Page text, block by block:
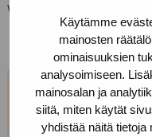
Käytämme
mainosten
ominaisuuksien
analysoimiseen.
mainosalan ja
siitä, miten käytät
yhdistää näitä tietoja
Welcome!
Can't come on